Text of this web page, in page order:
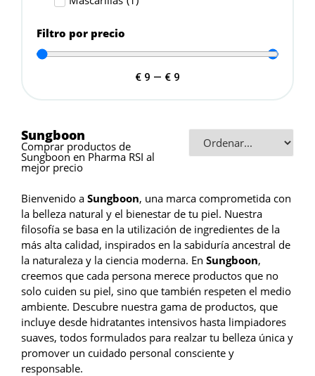
Filtro por precio
€ 9 — € 9
Sungboon
Comprar productos de
Sungboon en Pharma RSI al
mejor precio
Bienvenido a Sungboon, una marca comprometida con
la belleza natural y el bienestar de tu piel. Nuestra
filosofía se basa en la utilización de ingredientes de la
más alta calidad, inspirados en la sabiduría ancestral de
la naturaleza y la ciencia moderna. En Sungboon,
creemos que cada persona merece productos que no
solo cuiden su piel, sino que también respeten el medio
ambiente. Descubre nuestra gama de productos, que
incluye desde hidratantes intensivos hasta limpiadores
suaves, todos formulados para realzar tu belleza única y
promover un cuidado personal consciente y
responsable.